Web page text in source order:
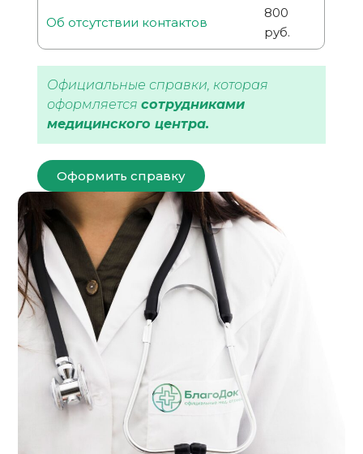
Об отсутствии контактов
800
руб.
Официальные справки, которая
оформляетсясотрудниками
медицинского центра.
Оформить справку